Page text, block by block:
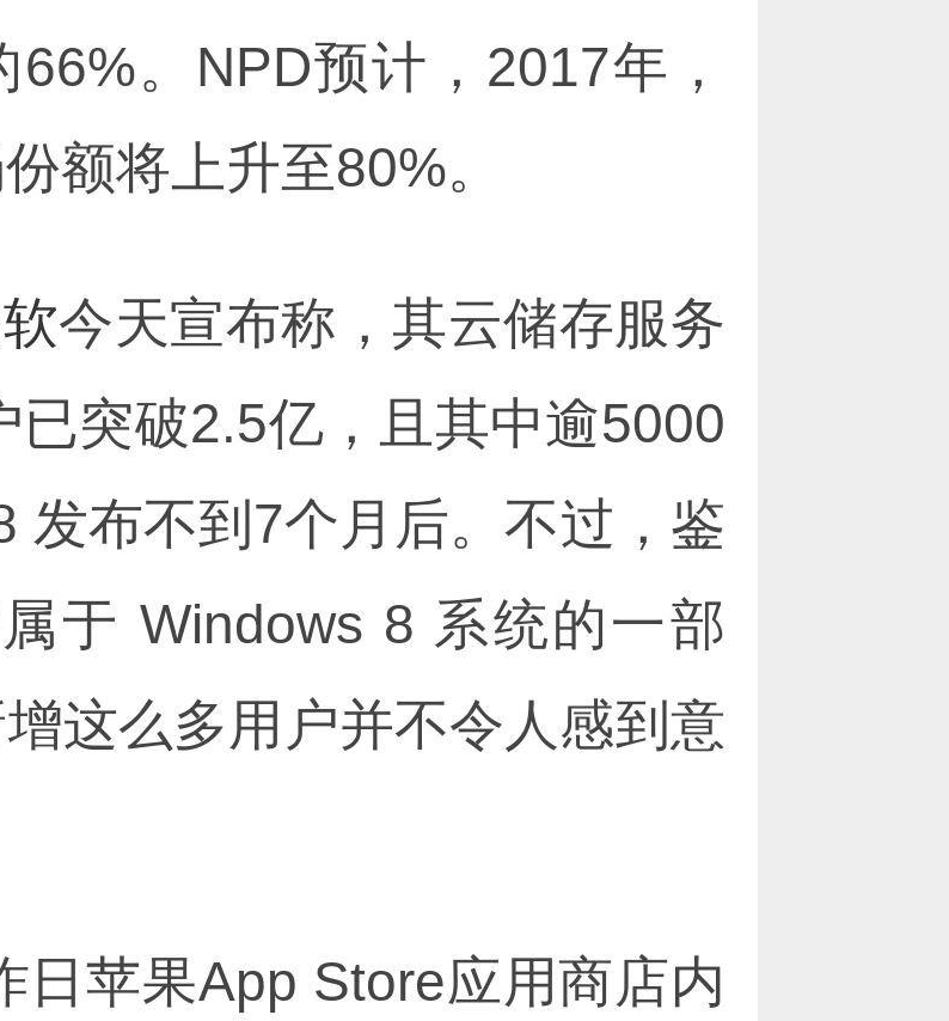
。NPD预计，2017年，
额将上升至80%。
今天宣布称，其云储存服务
已突破2.5亿，且其中逾5000
发布不到7个月后。不过，鉴
于 Windows 8 系统的一部
这么多用户并不令人感到意
日苹果App Store应用商店内